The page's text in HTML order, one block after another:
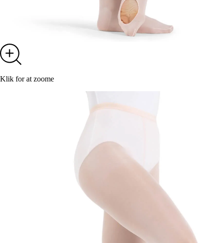
Klik for at zoome